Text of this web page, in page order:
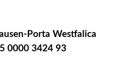
Porta Westfalica
0000 3424 93